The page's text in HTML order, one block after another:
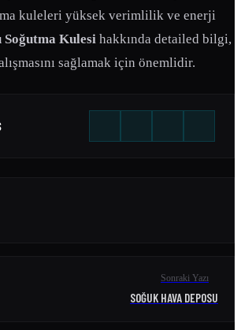
kuleleri yüksek verimlilik ve enerji
Soğutma Kulesi hakkında detailed bilgi,
sağlamak için önemlidir.
Sonraki Yazı
SOĞUK HAVA DEPOSU